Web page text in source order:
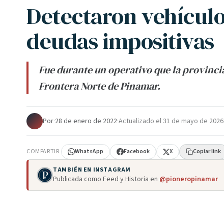
Detectaron
deudas impositivas
Fue durante un operativo que la
Frontera Norte de Pinamar.
Por·28 de enero de 2022·Actualizado el31 de mayo de 2026
COMPARTIR WhatsApp Facebook X Copiar link
TAMBIÉN EN INSTAGRAM
Publicada como Feed y Historia en @pioneropinamar